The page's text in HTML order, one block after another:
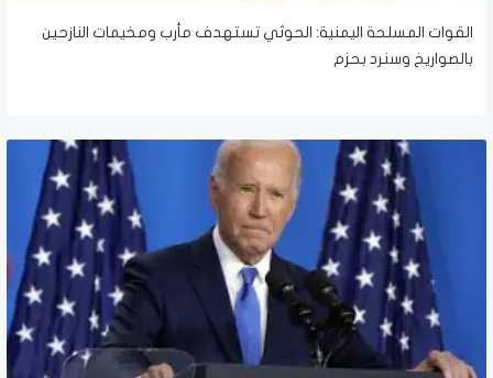
القوات المسلحة اليمنية: الحوثي تستهدف مأرب ومخيمات النازحين
بالصواريخ وسنرد بحزم